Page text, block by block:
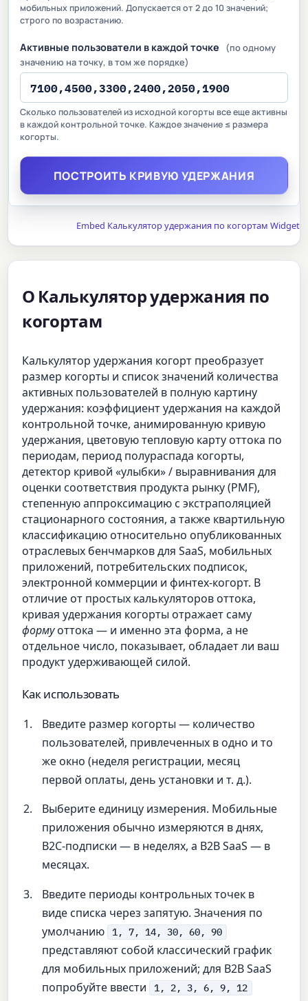
мобильных приложений. Допускается от 2 до 10 значений;
строго по возрастанию.
Активные пользователи в каждой точке
(по одному
значению на точку, в том же порядке)
Сколько пользователей из исходной когорты все еще активны
в каждой контрольной точке. Каждое значение ≤ размера
когорты.
ПОСТРОИТЬ КРИВУЮ УДЕРЖАНИЯ
Embed Калькулятор удержания по когортам Widget
О Калькулятор удержания по
когортам
Калькулятор удержания когорт преобразует
размер когорты и список значений количества
активных пользователей в полную картину
удержания: коэффициент удержания на каждой
контрольной точке, анимированную кривую
удержания, цветовую тепловую карту оттока по
периодам, период полураспада когорты,
детектор кривой «улыбки» / выравнивания для
оценки соответствия продукта рынку (PMF),
степенную аппроксимацию с экстраполяцией
стационарного состояния, а также квартильную
классификацию относительно опубликованных
отраслевых бенчмарков для SaaS, мобильных
приложений, потребительских подписок,
электронной коммерции и финтех-когорт. В
отличие от простых калькуляторов оттока,
кривая удержания когорты отражает саму
формуоттока — и именно эта форма, а не
отдельное число, показывает, обладает ли ваш
продукт удерживающей силой.
Как использовать
Введите размер когорты — количество
пользователей, привлеченных в одно и то
же окно (неделя регистрации, месяц
первой оплаты, день установки и т. д.).
Выберите единицу измерения. Мобильные
приложения обычно измеряются в днях,
B2C-подписки — в неделях, а B2B SaaS — в
месяцах.
Введите периоды контрольных точек в
виде списка через запятую. Значения по
умолчанию
1, 7, 14, 30, 60, 90
представляют собой классический график
для мобильных приложений; для B2B SaaS
попробуйте ввести
1, 2, 3, 6, 9, 12